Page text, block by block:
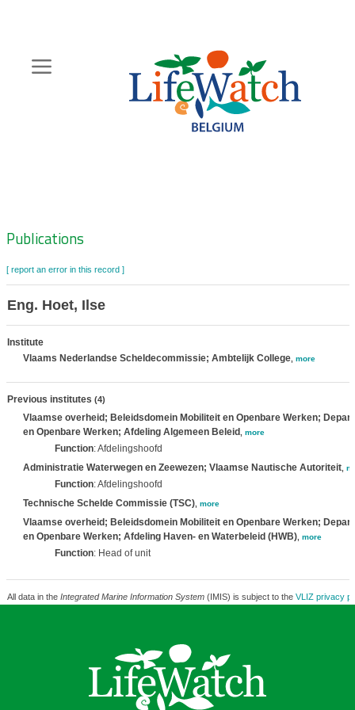
content
Zoeknavigatie
Publications
[ report an error in this record ]
Eng. Hoet, Ilse
Institute
Vlaams Nederlandse Scheldecommissie; Ambtelijk College, more
Previous institutes (4)
Vlaamse overheid; Beleidsdomein Mobiliteit en Openbare Werken;
en Openbare Werken; Afdeling Algemeen Beleid
more
Function: Afdelingshoofd
Administratie Waterwegen en Zeewezen; Vlaamse Nautische Autoriteit,
Function: Afdelingshoofd
Technische Schelde Commissie (TSC), more
Vlaamse overheid; Beleidsdomein Mobiliteit en Openbare Werken;
en Openbare Werken; Afdeling Haven- en Waterbeleid (HWB), more
Function: Head of unit
All data in the Integrated Marine Information System(IMIS) is subject to the VLIZ privacy